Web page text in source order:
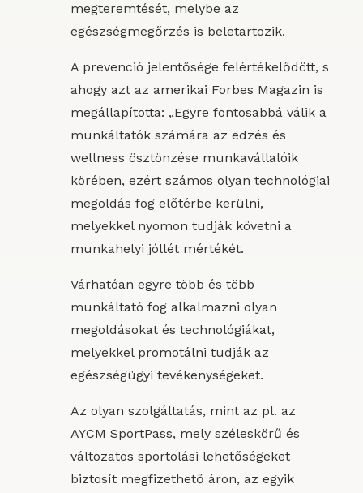
megteremtését, melybe az
egészségmegőrzés is beletartozik.
A prevenció jelentősége felértékelődött, s
ahogy azt az amerikai Forbes Magazin is
megállapította: „Egyre fontosabbá válik a
munkáltatók számára az edzés és
wellness ösztönzése munkavállalóik
körében, ezért számos olyan technológiai
megoldás fog előtérbe kerülni,
melyekkel nyomon tudják követni a
munkahelyi jóllét mértékét.
Várhatóan egyre több és több
munkáltató fog alkalmazni olyan
megoldásokat és technológiákat,
melyekkel promotálni tudják az
egészségügyi tevékenységeket.
Az olyan szolgáltatás, mint az pl. az
AYCM SportPass, mely széleskörű és
változatos sportolási lehetőségeket
biztosít megfizethető áron, az egyik